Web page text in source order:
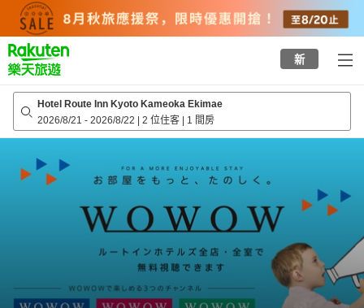
top
page
新
Hotel Route Inn Kyoto Kameoka Ekimae
2026/8/21 - 2026/8/22 | 2 位住客 | 1 間房